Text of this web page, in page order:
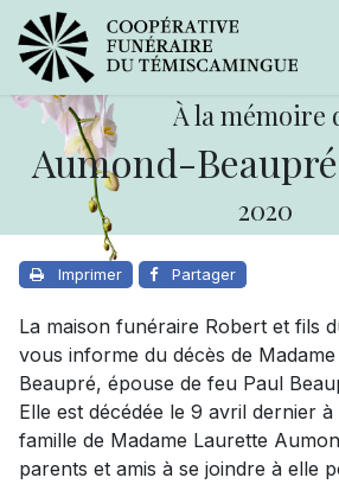
À la mémoire
Aumond-
2020
Imprimer Partager
La maison funéraire Robert et fils
vous informe du décès de
Beaupré, épouse de feu Paul
Elle est décédée le 9 avril dernier à
famille de Madame Laurette
parents et amis à se joindre à elle